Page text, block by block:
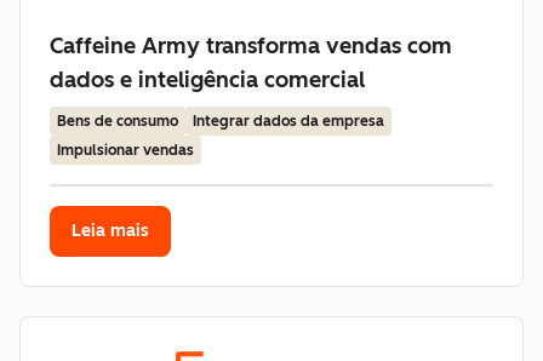
Caffeine Army transforma vendas com
dados e inteligência comercial
Bens de consumo
Integrar dados da empresa
Impulsionar vendas
Leia mais